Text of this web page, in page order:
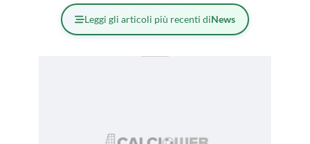
Leggi gli articoli più recenti diNews